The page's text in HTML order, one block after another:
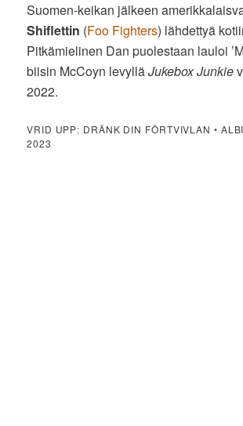
Suomen-keikan jälkeen
Shiflettin (Foo Fighters) lähdettyä
Pitkämielinen Dan puolestaan lauloi
biisin McCoyn levylläJukebox Junkie
2022.
VRID UPP: DRÄNK DIN FÖRTVIVLAN •
2023